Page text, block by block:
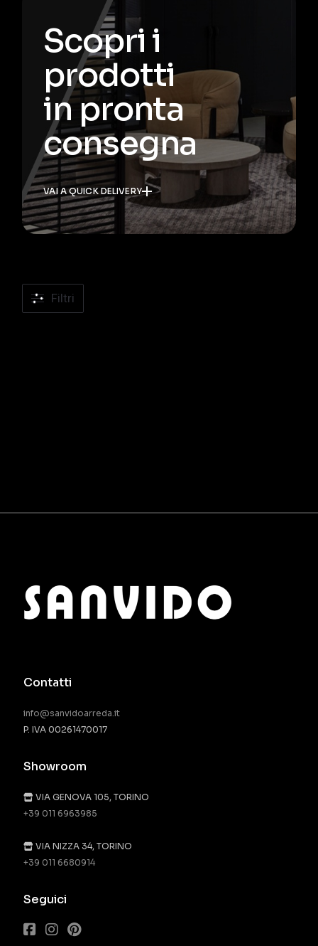
Scopri i
prodotti
in pronta
consegna
VAI A QUICK DELIVERY
Filtri
Contatti
info@sanvidoarreda.it
P. IVA 00261470017
Showroom
VIA GENOVA 105, TORINO
+39 011 6963985
VIA NIZZA 34, TORINO
+39 011 6680914
Seguici